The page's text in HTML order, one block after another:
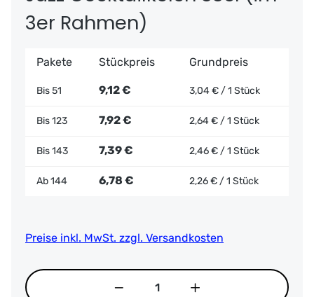
3er Rahmen)
Pakete Stückpreis Grundpreis
Bis51 9,12 € 3,04 € / 1 Stück
Bis123 7,92 € 2,64 € / 1 Stück
Bis143 7,39 € 2,46 € / 1 Stück
Ab144 6,78 € 2,26 € / 1 Stück
Preise inkl. MwSt. zzgl. Versandkosten
Produkt Anzahl: Gib den gewünschten